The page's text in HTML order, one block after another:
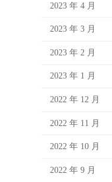
2023 年 4 月
2023 年 3 月
2023 年 2 月
2023 年 1 月
2022 年 12 月
2022 年 11 月
2022 年 10 月
2022 年 9 月